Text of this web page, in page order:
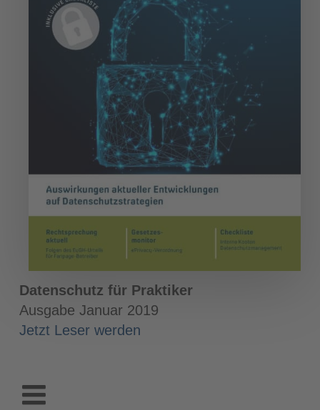
Datenschutz für Praktiker
Ausgabe Januar 2019
Jetzt Leser werden